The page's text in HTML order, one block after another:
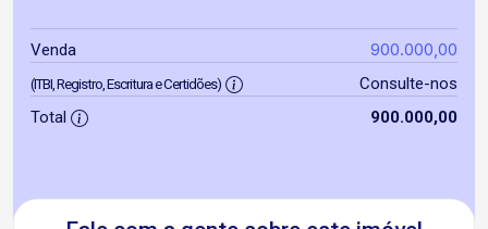
Venda 900.000,00
(ITBI, Registro, Escritura e Certidões)
Consulte-nos
Total
900.000,00